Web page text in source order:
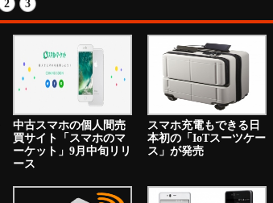
2 3
中古スマホの個人間売
買サイト「スマホのマ
ーケット」9月中旬リリ
ース
スマホ充電もできる日
本初の「IoTスーツケー
ス」が発売